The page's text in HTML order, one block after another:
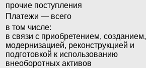
прочие поступления
Платежи — всего
в том числе:
в связи с приобретением, созданием,
модернизацией, реконструкцией и
подготовкой к использованию
внеоборотных активов